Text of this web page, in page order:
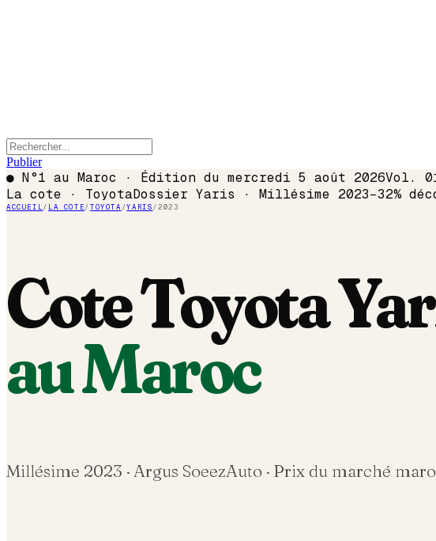
Publier
● N°1 au Maroc · Édition du mercredi 5 août 2026Vol.
La cote · ToyotaDossier Yaris · Millésime 2023−32%
ACCUEIL/ LA COTE/TOYOTA /YARIS/2023
CoteToyota
au Maroc
Millésime 2023 · Argus SoeezAuto · Prix du marché